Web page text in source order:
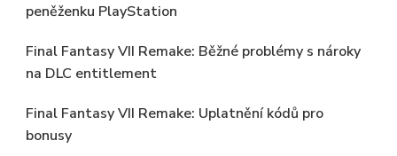
peněženku PlayStation
Final Fantasy VII Remake: Běžné problémy s nároky
na DLC entitlement
Final Fantasy VII Remake: Uplatnění kódů pro
bonusy